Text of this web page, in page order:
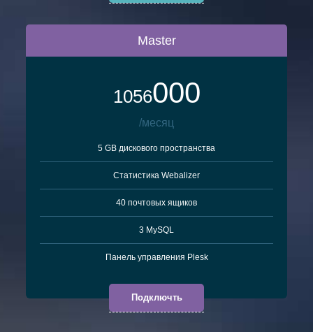
Master
1056000
/месяц
5 GB дискового пространства
Cтатистика Webalizer
40 почтовых ящиков
3 MySQL
Панель управления Plesk
Подключть